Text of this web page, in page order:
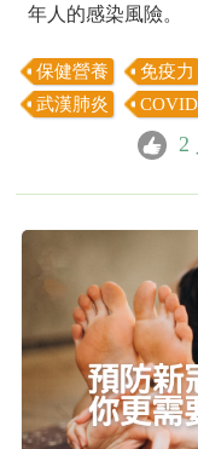
年人的感染風險。
保健營養 免疫力
武漢肺炎
2